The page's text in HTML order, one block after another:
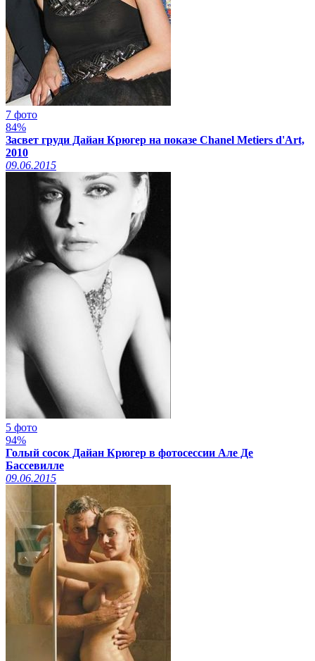
7 фото
84%
Засвет груди Дайан Крюгер на показе Chanel Metiers d'Art,
2010
09.06.2015
5 фото
94%
Голый сосок Дайан Крюгер в фотосессии Але Де
Бассевилле
09.06.2015